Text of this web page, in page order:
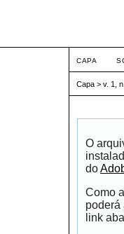
CAPA
Capa > v. 1,
O
do
Como
poderá
link